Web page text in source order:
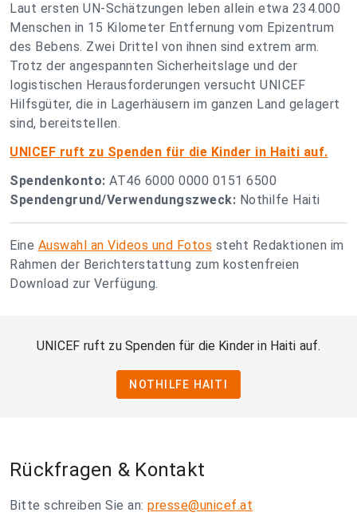
Laut ersten UN-Schätzungen leben allein etwa 234.000
Menschen in 15 Kilometer Entfernung vom Epizentrum
des Bebens. Zwei Drittel von ihnen sind extrem arm.
Trotz der angespannten Sicherheitslage und der
logistischen Herausforderungen versucht UNICEF
Hilfsgüter, die in Lagerhäusern im ganzen Land gelagert
sind, bereitstellen.
UNICEF ruft zu Spenden für die Kinder in Haiti auf.
Spendenkonto: AT46 6000 0000 0151 6500
Spendengrund/Verwendungszweck: Nothilfe Haiti
Eine Auswahl an Videos und Fotos steht Redaktionen im
Rahmen der Berichterstattung zum kostenfreien
Download zur Verfügung.
UNICEF ruft zu Spenden für die Kinder in Haiti auf.
NOTHILFE HAITI
Rückfragen & Kontakt
Bitte schreiben Sie an: presse@unicef.at